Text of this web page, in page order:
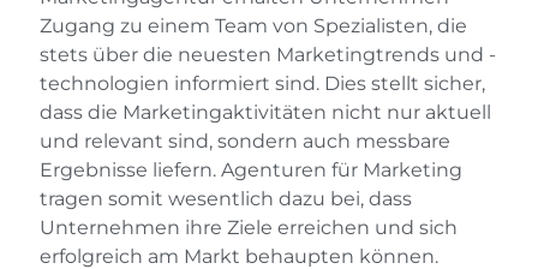
Zugang zu einem Team von Spezialisten, die
stets über die neuesten Marketingtrends und -
technologien informiert sind. Dies stellt sicher,
dass die Marketingaktivitäten nicht nur aktuell
und relevant sind, sondern auch messbare
Ergebnisse liefern. Agenturen für Marketing
tragen somit wesentlich dazu bei, dass
Unternehmen ihre Ziele erreichen und sich
erfolgreich am Markt behaupten können.